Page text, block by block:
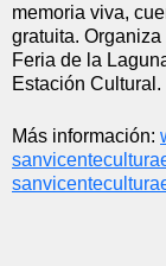
memoria viva,
gratuita.
Feria de la
Estación Cultural.
Más información: